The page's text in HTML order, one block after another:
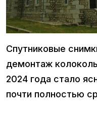
Спутниковые
демонтаж
2024 года стало
почти полностью